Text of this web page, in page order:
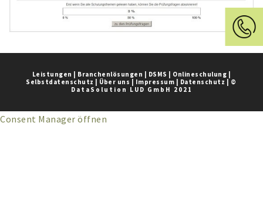
Leistungen | Branchenlösungen | DSMS | Onlineschulung |
Selbstdatenschutz | Über uns | Impressum | Datenschutz | ©
DataSolution LUD GmbH 2021
Consent Manager öffnen